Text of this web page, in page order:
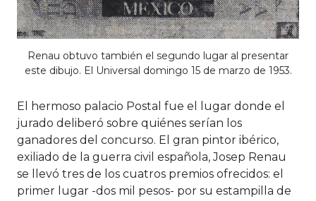
Renau obtuvo también el segundo lugar al presentar
este dibujo. El Universal domingo 15 de marzo de 1953.
El hermoso palacio Postal fue el lugar donde el
jurado deliberó sobre quiénes serían los
ganadores del concurso. El gran pintor ibérico,
exiliado de la guerra civil española, Josep Renau
se llevó tres de los cuatros premios ofrecidos: el
primer lugar -dos mil pesos- por su estampilla de